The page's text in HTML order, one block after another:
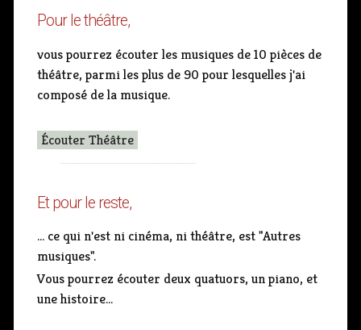
Pour le théâtre,
vous pourrez écouter les musiques de 10 pièces de
théâtre, parmi les plus de 90 pour lesquelles j'ai
composé de la musique.
Écouter Théâtre
Et pour le reste,
... ce qui n'est ni cinéma, ni théâtre, est "Autres
musiques".
Vous pourrez écouter deux quatuors, un piano, et
une histoire...